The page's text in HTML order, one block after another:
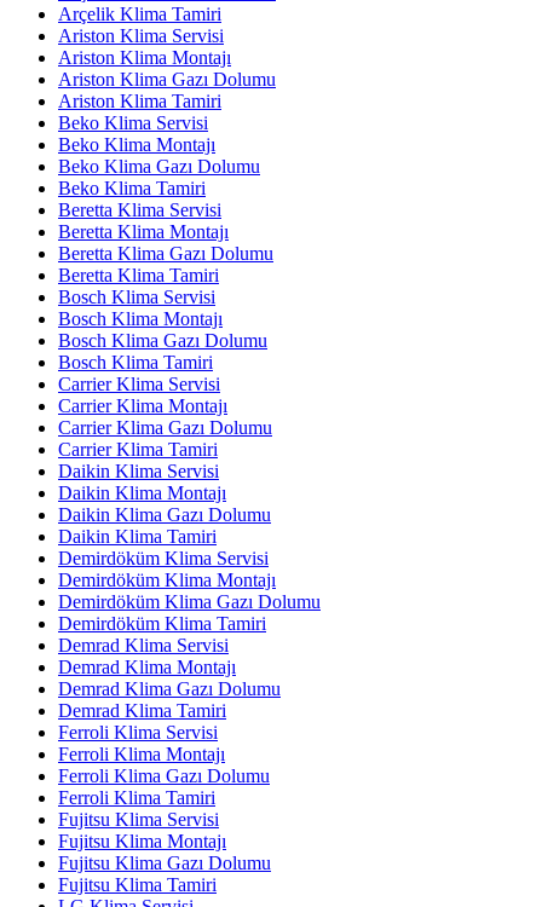
Arçelik Klima Tamiri
Ariston Klima Servisi
Ariston Klima Montajı
Ariston Klima Gazı Dolumu
Ariston Klima Tamiri
Beko Klima Servisi
Beko Klima Montajı
Beko Klima Gazı Dolumu
Beko Klima Tamiri
Beretta Klima Servisi
Beretta Klima Montajı
Beretta Klima Gazı Dolumu
Beretta Klima Tamiri
Bosch Klima Servisi
Bosch Klima Montajı
Bosch Klima Gazı Dolumu
Bosch Klima Tamiri
Carrier Klima Servisi
Carrier Klima Montajı
Carrier Klima Gazı Dolumu
Carrier Klima Tamiri
Daikin Klima Servisi
Daikin Klima Montajı
Daikin Klima Gazı Dolumu
Daikin Klima Tamiri
Demirdöküm Klima Servisi
Demirdöküm Klima Montajı
Demirdöküm Klima Gazı Dolumu
Demirdöküm Klima Tamiri
Demrad Klima Servisi
Demrad Klima Montajı
Demrad Klima Gazı Dolumu
Demrad Klima Tamiri
Ferroli Klima Servisi
Ferroli Klima Montajı
Ferroli Klima Gazı Dolumu
Ferroli Klima Tamiri
Fujitsu Klima Servisi
Fujitsu Klima Montajı
Fujitsu Klima Gazı Dolumu
Fujitsu Klima Tamiri